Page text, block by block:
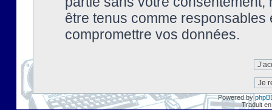
être tenus comme
compromettre vos données.
Powered by
Traduit